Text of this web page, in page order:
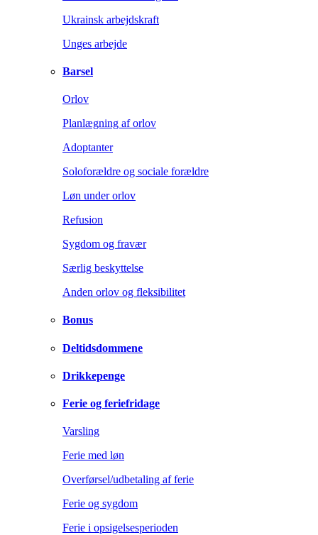
Ukrainsk arbejdskraft
Unges arbejde
Barsel
Orlov
Planlægning af orlov
Adoptanter
Soloforældre og sociale forældre
Løn under orlov
Refusion
Sygdom og fravær
Særlig beskyttelse
Anden orlov og fleksibilitet
Bonus
Deltidsdommene
Drikkepenge
Ferie og feriefridage
Varsling
Ferie med løn
Overførsel/udbetaling af ferie
Ferie og sygdom
Ferie i opsigelsesperioden